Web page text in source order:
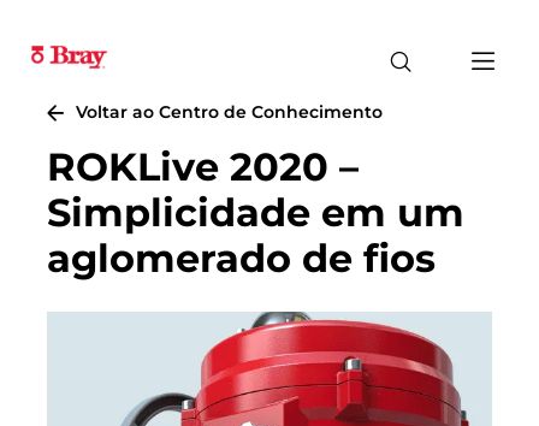
Voltar ao Centro de Conhecimento
ROKLive 2020 –
Simplicidade em um
aglomerado de fios